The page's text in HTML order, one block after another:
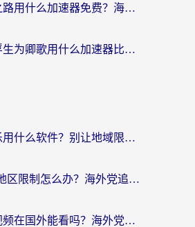
国外玩流放之路用什么加速器免费？海外党亲测有效的国服游戏加速指南
国外玩国服浮生为卿歌用什么加速器比较好？海外党亲测不踩坑指南
在海外听音乐用什么软件？别让地域限制断了你的华语歌单
芒果TV海外地区限制怎么办？海外党追剧看片的实用加速器选择指南
腾讯缓存的视频在国外能看吗？海外党追剧看片的终极解决方案